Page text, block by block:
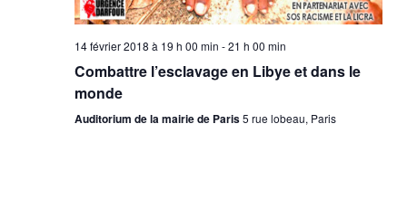
14 février 2018 à 19 h 00 min -21 h 00 min
Combattre l’esclavage en Libye et dans le
monde
Auditorium de la mairie de Paris5 rue lobeau, Paris